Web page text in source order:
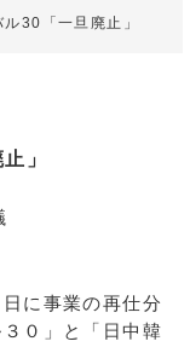
ル30「一旦廃止」
」
に事業の再仕分
０」と「日中韓